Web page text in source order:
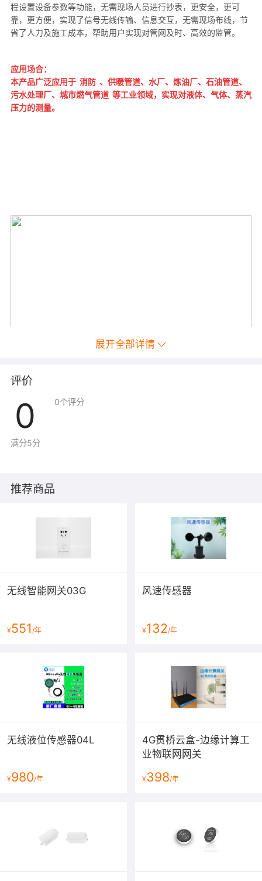
程设置设备参数等功能，无需现场人员进行抄表，更安全，更可
靠，更方便，实现了信号无线传输、信息交互，无需现场布线，节
省了人力及施工成本，帮助用户实现对管网及时、高效的监管。
应用场合：
本产品广泛应用于 消防 、供暖管道、水厂、炼油厂、石油管道、
污水处理厂、城市燃气管道 等工业领域，实现对液体、气体、蒸汽
压力的测量。
展开全部详情
评价
0
满分5分
0个评分
推荐商品
无线智能网关03G
¥551 /年
风速传感器
¥132/年
无线液位传感器04L
¥980/年
4G贯桥云盒-边缘计算工
业物联网网关
¥398/年